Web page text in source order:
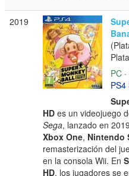
2019
PC
PS4
HD es un videojuego
Sega, lanzado en
Xbox One, Nintendo
remasterización del
en la consola Wii. En
HD, los jugadores se